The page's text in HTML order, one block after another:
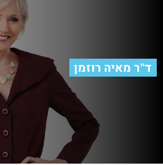
ד"ר מאיה רוזמן